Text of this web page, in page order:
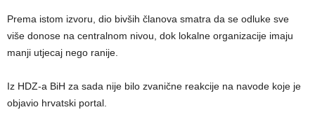
Prema istom izvoru, dio bivših članova smatra da se odluke sve
više donose na centralnom nivou, dok lokalne organizacije imaju
manji utjecaj nego ranije.
Iz HDZ-a BiH za sada nije bilo zvanične reakcije na navode koje je
objavio hrvatski portal.